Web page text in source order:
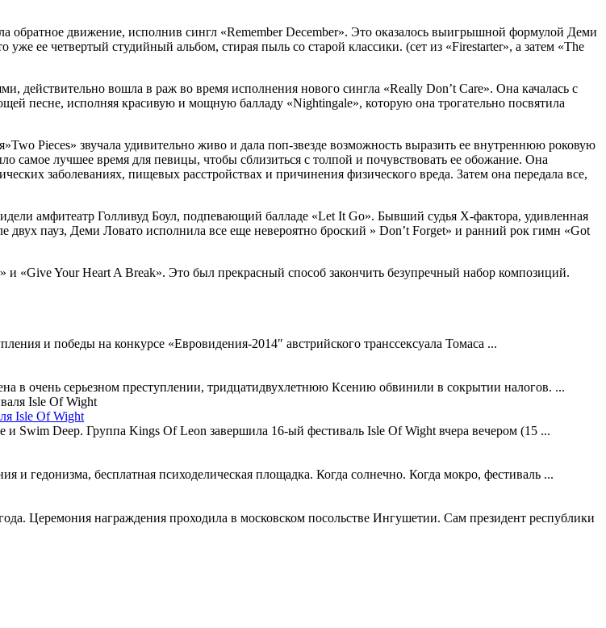
обратное движение, исполнив сингл «Remember December». Это оказалось выигрышной формулой Деми
ее четвертый студийный альбом, стирая пыль со старой классики. (сет из «Firestarter», а затем «The
действительно вошла в раж во время исполнения нового сингла «Really Don’t Care». Она качалась с
песне, исполняя красивую и мощную балладу «Nightingale», которую она трогательно посвятила
Pieces» звучала удивительно живо и дала поп-звезде возможность выразить ее внутреннюю роковую
самое лучшее время для певицы, чтобы сблизиться с толпой и почувствовать ее обожание. Она
заболеваниях, пищевых расстройствах и причинения физического вреда. Затем она передала все,
амфитеатр Голливуд Боул, подпевающий балладе «Let It Go». Бывший судья Х-фактора, удивленная
пауз, Деми Ловато исполнила все еще невероятно броский » Don’t Forget» и ранний рок гимн «Got
«Give Your Heart A Break». Это был прекрасный способ закончить безупречный набор композиций.
и победы на конкурсе «Евровидения-2014″ австрийского транссексуала Томаса ...
в очень серьезном преступлении, тридцатидвухлетнюю Ксению обвинили в сокрытии налогов. ...
Isle Of Wight
Swim Deep. Группа Kings Of Leon завершила 16-ый фестиваль Isle Of Wight вчера вечером (15 ...
и гедонизма, бесплатная психоделическая площадка. Когда солнечно. Когда мокро, фестиваль ...
Церемония награждения проходила в московском посольстве Ингушетии. Сам президент республики